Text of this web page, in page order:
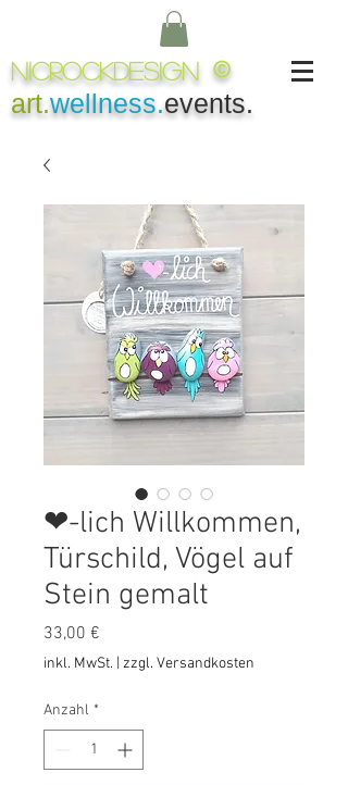
NICROCKDesign ©
art.wellness.events.
❤-lich Willkommen,
Türschild, Vögel auf
Stein gemalt
33,00 €
inkl. MwSt. | zzgl. Versandkosten
Anzahl *